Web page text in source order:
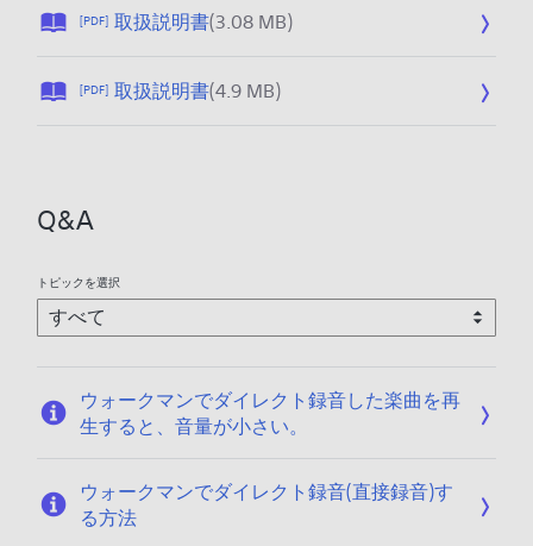
[PDF] 取扱説明書(3.08 MB)公
2
1
7
[PDF] 取扱説明書(4.9 MB)公
/
1
7
Q&A
トピックを選択
ウォークマンでダイレクト録音した楽曲を再
生すると、音量が小さい。
ウォークマンでダイレクト録音(直接録音)す
る方法